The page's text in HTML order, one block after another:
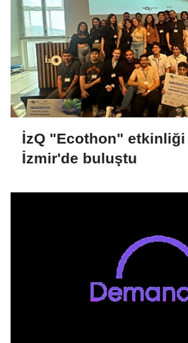
İzQ "Ecothon"
İzmir'de buluştu